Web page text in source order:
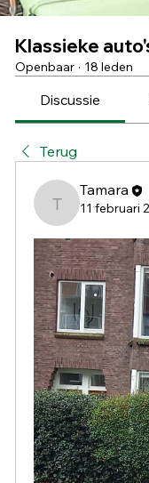
Klassieke
Openbaar · 18 leden
Discussie
Terug
Tamara
Tamara
11 februari